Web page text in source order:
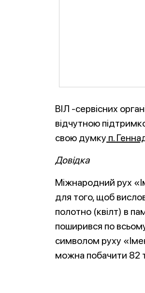
ВІЛ -сервісних
відчутною
свою думку п.
Довідка
Міжнародний рух
для того, щоб
полотно (квілт) в
поширився по
символом руху
можна побачити 82